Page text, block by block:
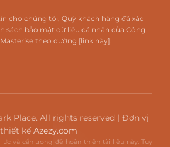
cho chúng tôi, Quý khách hàng đã xác
sách bảo mật dữ liệu cá nhân của Công
theo đường [link này].
Place. All rights reserved | Đơn vị
thiết kế Azezy.com
và cẩn trọng để hoàn thiện tài liệu này. Tuy